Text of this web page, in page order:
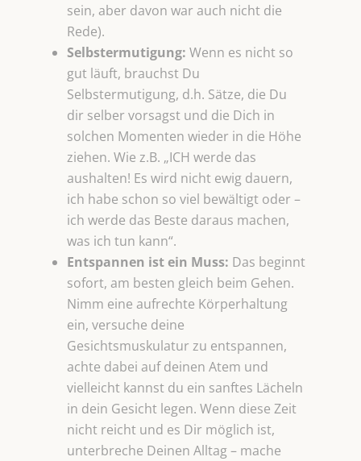
sein, aber davon war auch nicht die
Rede).
Selbstermutigung: Wenn es nicht so
gut läuft, brauchst Du
Selbstermutigung, d.h. Sätze, die Du
dir selber vorsagst und die Dich in
solchen Momenten wieder in die Höhe
ziehen. Wie z.B. „ICH werde das
aushalten! Es wird nicht ewig dauern,
ich habe schon so viel bewältigt oder –
ich werde das Beste daraus machen,
was ich tun kann“.
Entspannen ist ein Muss: Das beginnt
sofort, am besten gleich beim Gehen.
Nimm eine aufrechte Körperhaltung
ein, versuche deine
Gesichtsmuskulatur zu entspannen,
achte dabei auf deinen Atem und
vielleicht kannst du ein sanftes Lächeln
in dein Gesicht legen. Wenn diese Zeit
nicht reicht und es Dir möglich ist,
unterbreche Deinen Alltag – mache